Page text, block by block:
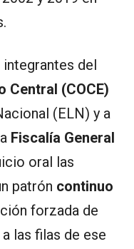
del
Central (COCE)
(ELN) y a
Fiscalía General
oral las
patrón continuo
forzada de
las filas de ese